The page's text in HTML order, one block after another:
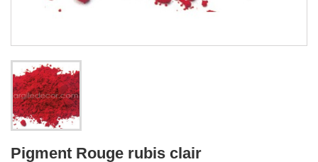
Pigment Rouge rubis clair